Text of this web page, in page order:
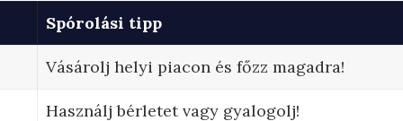
Spórolási tipp
Vásárolj helyi piacon és főzz magadra!
Használj bérletet vagy gyalogolj!